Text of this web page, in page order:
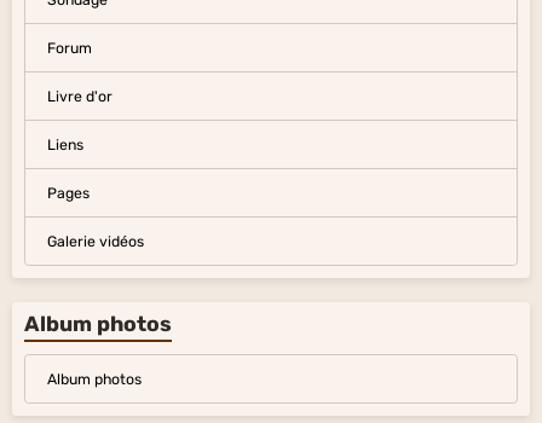
Forum
Livre d'or
Liens
Pages
Galerie vidéos
Album photos
Album photos